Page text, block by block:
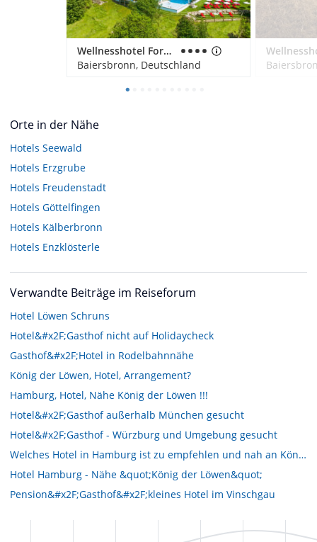
Wellnesshotel Forsthaus Auerhahn
Baiersbronn, Deutschland
Orte in der Nähe
Hotels Seewald
Hotels Erzgrube
Hotels Freudenstadt
Hotels Göttelfingen
Hotels Kälberbronn
Hotels Enzklösterle
Verwandte Beiträge im Reiseforum
Hotel Löwen Schruns
Hotel&#x2F;Gasthof nicht auf Holidaycheck
Gasthof&#x2F;Hotel in Rodelbahnnähe
König der Löwen, Hotel, Arrangement?
Hamburg, Hotel, Nähe König der Löwen !!!
Hotel&#x2F;Gasthof außerhalb München gesucht
Hotel&#x2F;Gasthof - Würzburg und Umgebung gesucht
Welches Hotel in Hamburg ist zu empfehlen und nah an König der Löwen?
Hotel Hamburg - Nähe &quot;König der Löwen&quot;
Pension&#x2F;Gasthof&#x2F;kleines Hotel im Vinschgau